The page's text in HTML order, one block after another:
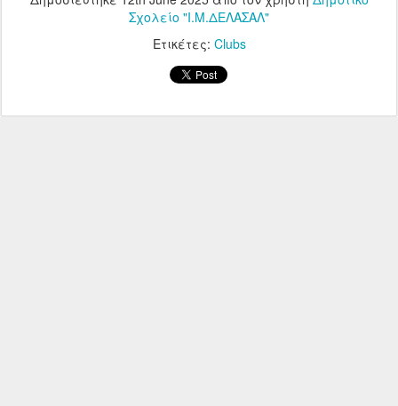
Σχολείο "Ι.Μ.ΔΕΛΑΣΑΛ"
Ετικέτες: Clubs